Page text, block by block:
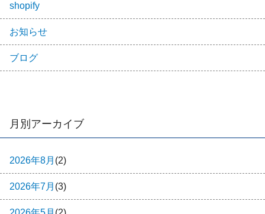
shopify
お知らせ
ブログ
月別アーカイブ
2026年8月 (2)
2026年7月 (3)